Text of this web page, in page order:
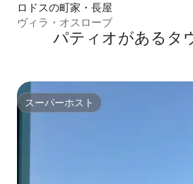
ロドスの町家・長屋
ヴィラ・オスローブ
パティオがあるタ
スーパーホスト
スーパーホスト